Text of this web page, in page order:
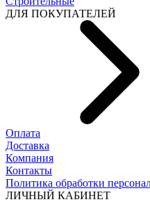
ДЛЯ ПОКУПАТЕЛЕЙ
Оплата
Доставка
Компания
Контакты
Политика обработки
ЛИЧНЫЙ КАБИНЕТ